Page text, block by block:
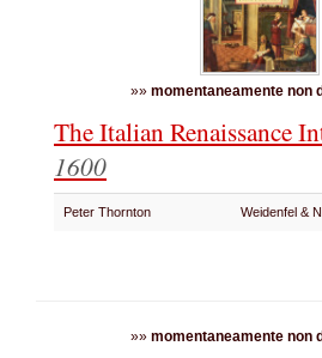
»» momentaneamente non
The Italian Renaissance
1600
Peter Thornton Weidenfel &
»» momentaneamente non